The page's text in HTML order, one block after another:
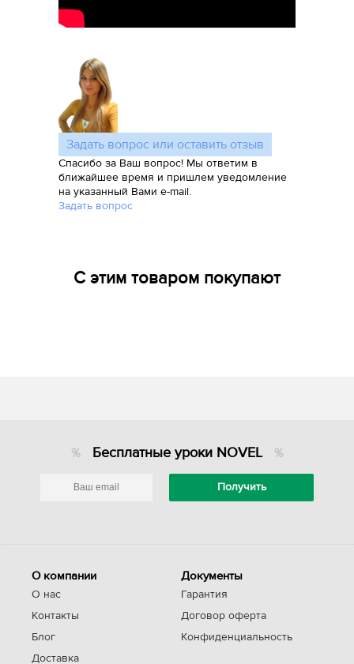
Задать вопрос или оставить отзыв
Спасибо за Ваш вопрос! Мы ответим в
ближайшее время и пришлем уведомление
на указанный Вами e-mail.
Задать вопрос
С этим товаром покупают
Бесплатные уроки NOVEL
О компании
О нас
Контакты
Блог
Доставка
Документы
Гарантия
Договор оферта
Конфиденциальность